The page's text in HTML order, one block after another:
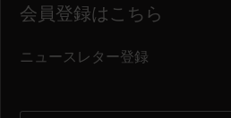
会員登録はこちら
ニュースレター登録